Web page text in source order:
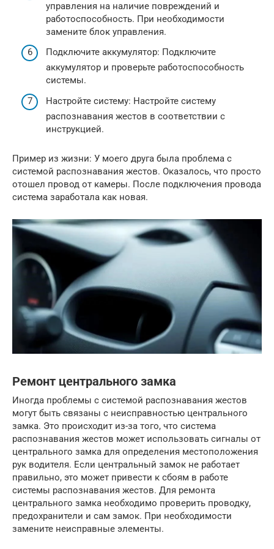
управления на наличие повреждений и
работоспособность. При необходимости
замените блок управления.
Подключите аккумулятор: Подключите
аккумулятор и проверьте работоспособность
системы.
Настройте систему: Настройте систему
распознавания жестов в соответствии с
инструкцией.
Пример из жизни: У моего друга была проблема с
системой распознавания жестов. Оказалось, что просто
отошел провод от камеры. После подключения провода
система заработала как новая.
Ремонт центрального замка
Иногда проблемы с системой распознавания жестов
могут быть связаны с неисправностью центрального
замка. Это происходит из-за того, что система
распознавания жестов может использовать сигналы от
центрального замка для определения местоположения
рук водителя. Если центральный замок не работает
правильно, это может привести к сбоям в работе
системы распознавания жестов. Для ремонта
центрального замка необходимо проверить проводку,
предохранители и сам замок. При необходимости
замените неисправные элементы.